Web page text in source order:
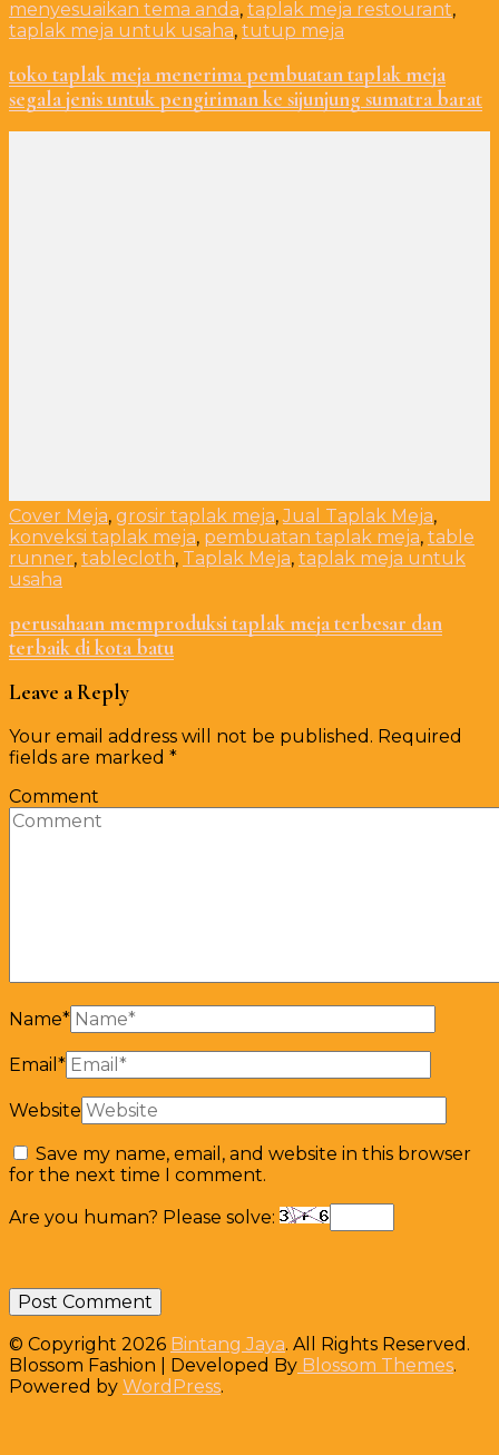
menyesuaikan tema anda, taplak meja restourant,
taplak meja untuk usaha, tutup meja
toko taplak meja menerima pembuatan taplak meja
segala jenis untuk pengiriman ke sijunjung sumatra barat
Cover Meja, grosir taplak meja,Jual Taplak Meja,
konveksi taplak meja, pembuatan taplak meja, table
runner, tablecloth, Taplak Meja, taplak meja untuk
usaha
perusahaan memproduksi taplak meja terbesar dan
terbaik di kota batu
Leave a Reply
Your email address will not be published. Required
fields are marked *
Comment
Name*
Email *
Website
Save my name, email, and website in this browser
for the next time I comment.
Are you human? Please solve:
© Copyright 2026 Bintang Jaya. All Rights Reserved.
Blossom Fashion | Developed By Blossom Themes.
Powered by WordPress.